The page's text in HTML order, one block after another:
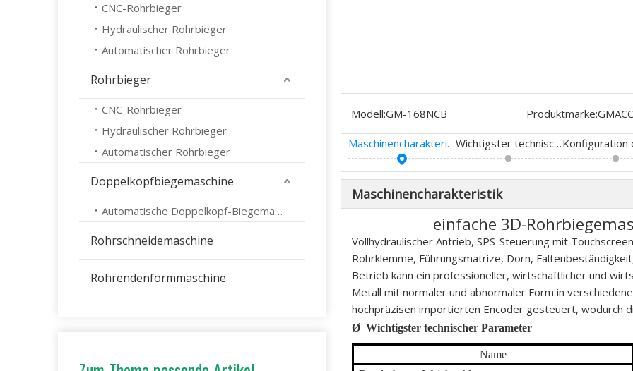
CNC-Rohrbieger
Hydraulischer Rohrbieger
Automatischer Rohrbieger
Rohrbieger
CNC-Rohrbieger
Hydraulischer Rohrbieger
Automatischer Rohrbieger
Doppelkopfbiegemaschine
Automatische Doppelkopf-Biegemaschine
Rohrschneidemaschine
Rohrendenformmaschine
Modell:GM-168NCB Produktmarke:GMACC
Maschinencharakteristik Wichtigster technischer Parameter
Maschinencharakteristik
einfache 3D-
Vollhydraulischer Antrieb, SPS-Steuerung mit
Rohrklemme, Führungsmatrize, Dorn,
Betrieb kann ein professioneller, wirtschaftlicher und
Metall mit normaler und abnormaler Form in
hochpräzisen importierten Encoder gesteuert, wodurch
Ø Wichtigster technischer Parameter
Name